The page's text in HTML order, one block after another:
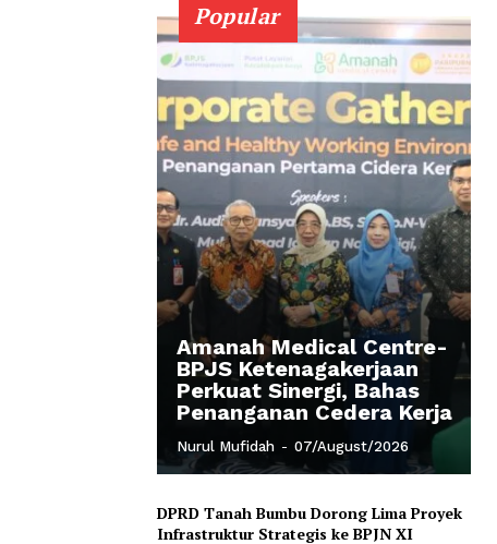
Popular
Amanah Medical Centre-
BPJS Ketenagakerjaan
Perkuat Sinergi, Bahas
Penanganan Cedera Kerja
Nurul Mufidah - 07/August/2026
DPRD Tanah Bumbu Dorong Lima Proyek
Infrastruktur Strategis ke BPJN XI